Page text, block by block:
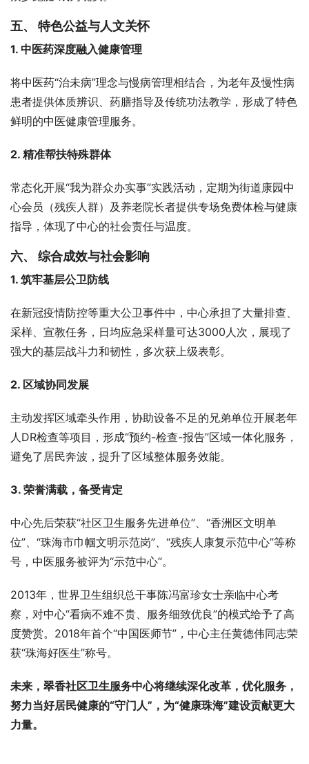
五、 特色公益与人文关怀
1. 中医药深度融入健康管理
将中医药“治未病”理念与慢病管理相结合，为老年及慢性病
患者提供体质辨识、药膳指导及传统功法教学，形成了特色
鲜明的中医健康管理服务。
2. 精准帮扶特殊群体
常态化开展“我为群众办实事”实践活动，定期为街道康园中
心会员（残疾人群）及养老院长者提供专场免费体检与健康
指导，体现了中心的社会责任与温度。
六、 综合成效与社会影响
1. 筑牢基层公卫防线
在新冠疫情防控等重大公卫事件中，中心承担了大量排查、
采样、宣教任务，日均应急采样量可达3000人次，展现了
强大的基层战斗力和韧性，多次获上级表彰。
2. 区域协同发展
主动发挥区域牵头作用，协助设备不足的兄弟单位开展老年
人DR检查等项目，形成“预约-检查-报告”区域一体化服务，
避免了居民奔波，提升了区域整体服务效能。
3. 荣誉满载，备受肯定
中心先后荣获“社区卫生服务先进单位”、“香洲区文明单
位”、“珠海市巾帼文明示范岗”、“残疾人康复示范中心”等称
号，中医服务被评为“示范中心”。
2013年，世界卫生组织总干事陈冯富珍女士亲临中心考
察，对中心“看病不难不贵、服务细致优良”的模式给予了高
度赞赏。2018年首个“中国医师节”，中心主任黄德伟同志荣
获“珠海好医生”称号。
未来，翠香社区卫生服务中心将继续深化改革，优化服务，
努力当好居民健康的“守门人”，为“健康珠海”建设贡献更大
力量。